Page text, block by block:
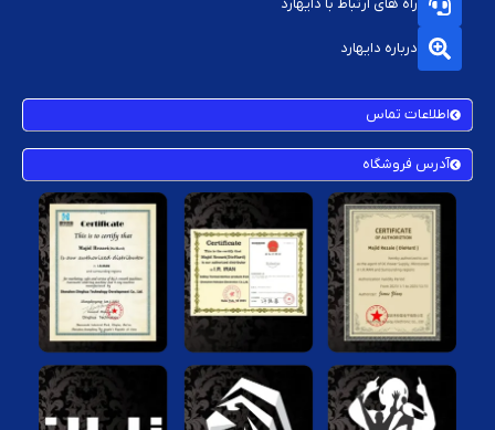
درباره دایهارد
اطلاعات تماس
آدرس فروشگاه